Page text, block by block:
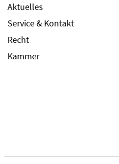
Aktuelles
Service & Kontakt
Recht
Kammer